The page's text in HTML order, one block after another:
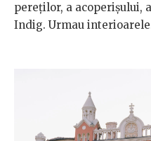
pereților, a acoperișului,
Indig. Urmau